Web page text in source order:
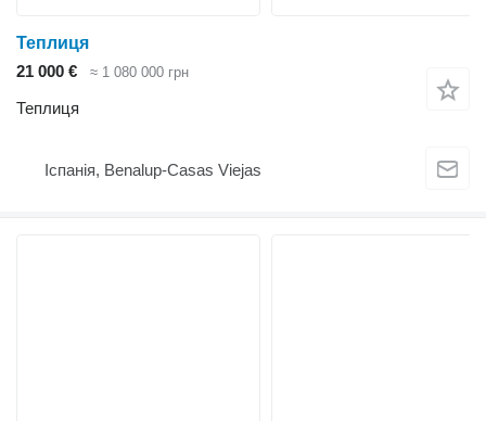
Теплиця
21 000 €
≈ 1 080 000 грн
Теплиця
Іспанія, Benalup-Casas Viejas